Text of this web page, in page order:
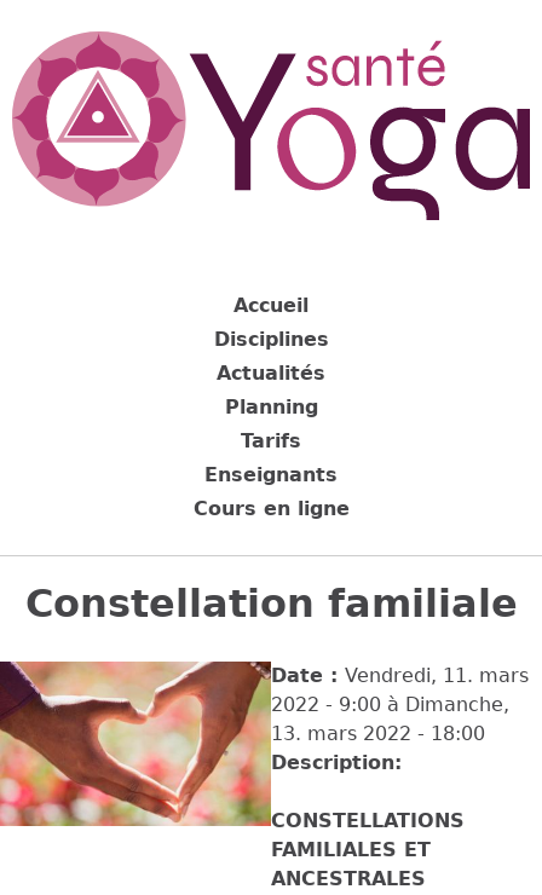
navigation
Back
topConstellation familiale
Date : Vendredi, 11. mars
2022 - 9:00 à Dimanche,
13. mars 2022 - 18:00
Description:
CONSTELLATIONS
FAMILIALES ET
ANCESTRALES
Accueil
Disciplines
Actualités
Planning
Tarifs
Enseignants
Cours en ligne